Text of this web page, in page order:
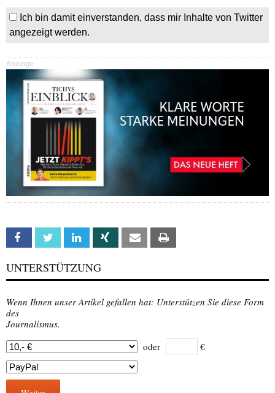
Ich bin damit einverstanden, dass mir Inhalte von Twitter
angezeigt werden.
Anzeige
Facebook Twitter Linkedin Xing Email
UNTERSTÜTZUNG
Wenn Ihnen unser Artikel gefallen hat: Unterstützen Sie diese Form
des
Journalismus.
oder
€